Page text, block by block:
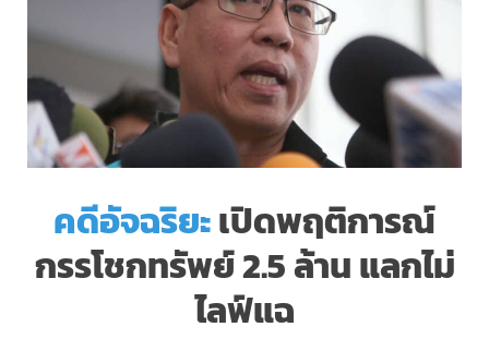
คดีอัจฉริยะเปิดพฤติการณ์
กรรโชกทรัพย์ 2.5 ล้าน แลกไม่
ไลฟ์แฉ